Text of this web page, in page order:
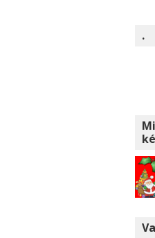
.